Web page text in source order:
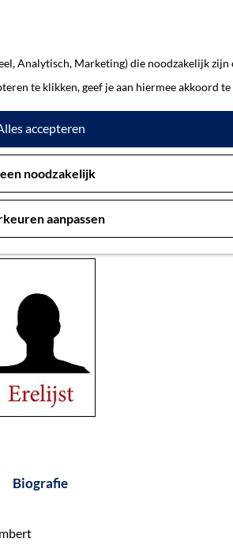
Analytisch, Marketing) die noodzakelijk zijn
te klikken, geef je aan hiermee akkoord te
accepteren
noodzakelijk
aanpassen
(Tpr.)
22-10-1944, 35 jaar
Biografie